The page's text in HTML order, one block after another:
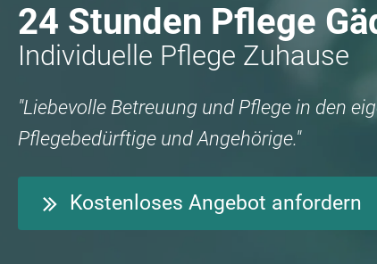
24 Stunden Pflege
Individuelle Pflege Zuhause
"Liebevolle Betreuung und Pflege in den
Pflegebedürftige und Angehörige."
Kostenloses Angebot anfordern